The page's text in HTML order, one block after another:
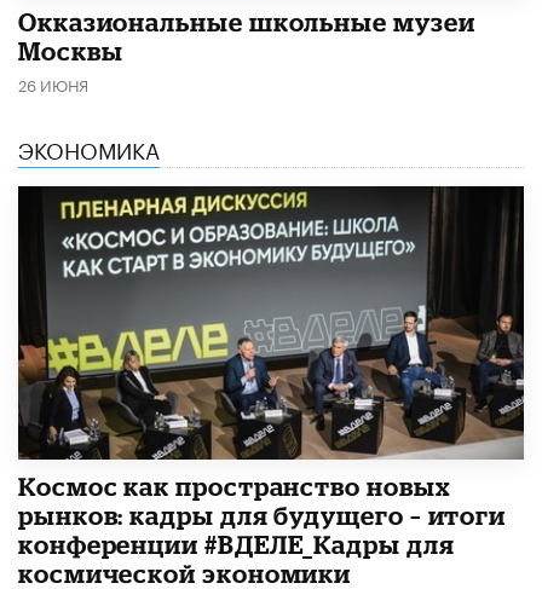
​Окказиональные школьные музеи
Москвы
26 ИЮНЯ
ЭКОНОМИКА
Космос как пространство новых
рынков: кадры для будущего – итоги
конференции #ВДЕЛЕ_Кадры для
космической экономики